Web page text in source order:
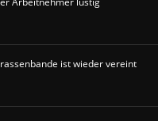
ist wieder vereint